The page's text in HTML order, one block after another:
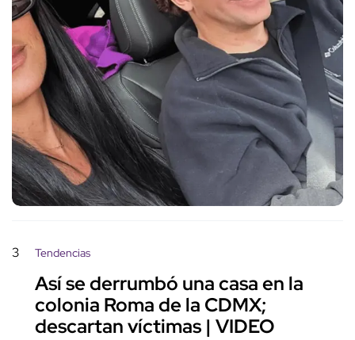
3 Tendencias
Así se derrumbó una casa en la
colonia Roma de la CDMX;
descartan víctimas | VIDEO